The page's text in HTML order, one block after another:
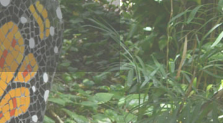
TRIATLÓN XEL-HÁ
FTVYM
XPLOR BRAVEST RACE
APAPAXOA
FERIA XCARET DE
ARTE POPULAR
MEXICANO